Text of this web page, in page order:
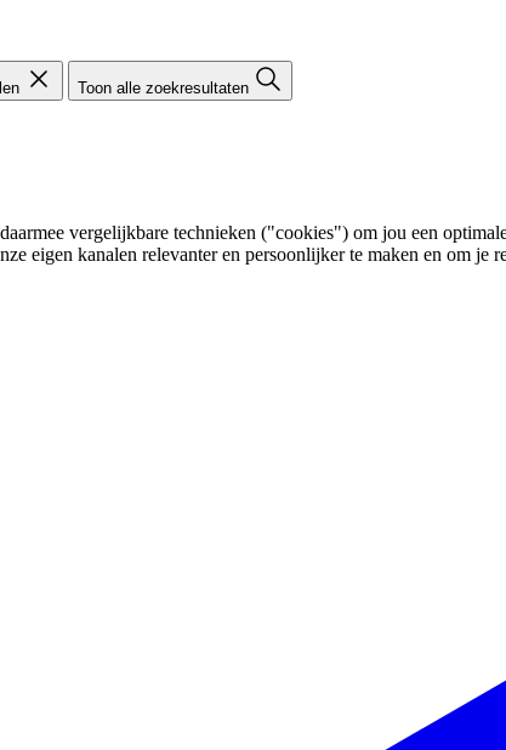
Toon alle zoekresultaten
vergelijkbare technieken ("cookies") om jou een
eigen kanalen relevanter en persoonlijker te maken en om